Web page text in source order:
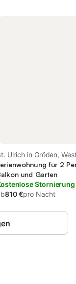
Ulrich in Gröden,
für 2
und Garten
Stornierung
810 €pro Nacht